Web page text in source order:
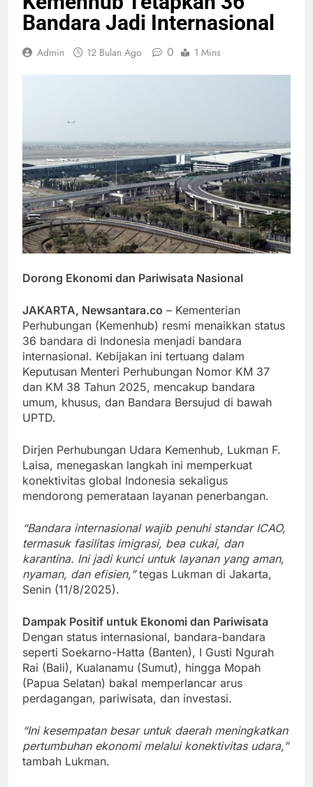
Bandara Jadi Internasional
Admin 12 Bulan Ago 0 1 Mins
Dorong Ekonomi dan Pariwisata Nasional
JAKARTA, Newsantara.co – Kementerian
Perhubungan (Kemenhub) resmi menaikkan status
36 bandara di Indonesia menjadi bandara
internasional. Kebijakan ini tertuang dalam
Keputusan Menteri Perhubungan Nomor KM 37
dan KM 38 Tahun 2025, mencakup bandara
umum, khusus, dan Bandara Bersujud di bawah
UPTD.
Dirjen Perhubungan Udara Kemenhub, Lukman F.
Laisa, menegaskan langkah ini memperkuat
konektivitas global Indonesia sekaligus
mendorong pemerataan layanan penerbangan.
“Bandara internasional wajib penuhi standar ICAO,
termasuk fasilitas imigrasi, bea cukai, dan
karantina. Ini jadi kunci untuk layanan yang aman,
nyaman, dan efisien,”tegas Lukman di Jakarta,
Senin (11/8/2025).
Dampak Positif untuk Ekonomi dan Pariwisata
Dengan status internasional, bandara-bandara
seperti Soekarno-Hatta (Banten), I Gusti Ngurah
Rai (Bali), Kualanamu (Sumut), hingga Mopah
(Papua Selatan) bakal memperlancar arus
perdagangan, pariwisata, dan investasi.
“Ini kesempatan besar untuk daerah meningkatkan
pertumbuhan ekonomi melalui konektivitas udara,”
tambah Lukman.